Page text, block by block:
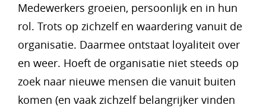
Medewerkers groeien, persoonlijk en in hun
rol. Trots op zichzelf en waardering vanuit de
organisatie. Daarmee ontstaat loyaliteit over
en weer. Hoeft de organisatie niet steeds op
zoek naar nieuwe mensen die vanuit buiten
komen (en vaak zichzelf belangrijker vinden